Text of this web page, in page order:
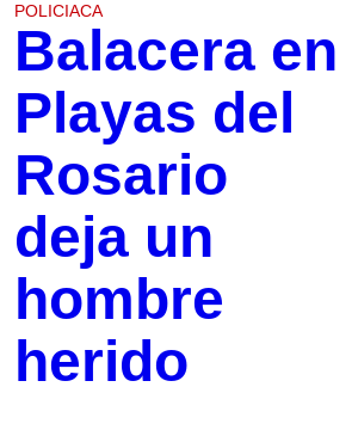
POLICIACA
Balacera en
Playas del
Rosario
deja un
hombre
herido